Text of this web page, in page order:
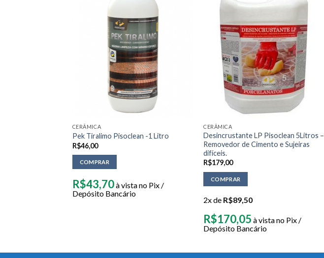
CERÂMICA
Pek Tiralimo Pisoclean -1 Litro
R$46,00
COMPRAR
R$43,70à vista no Pix /
Depósito Bancário
CERÂMICA
Desincrustante LP Pisoclean 5Litros –
Removedor de Cimento e Sujeiras
difíceis.
R$179,00
COMPRAR
2x de R$89,50
R$170,05 à vista no Pix /
Depósito Bancário